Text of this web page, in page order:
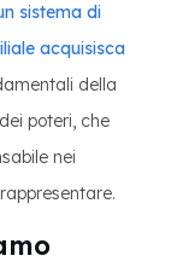
sistema di
acquisisca
della
poteri, che
nei